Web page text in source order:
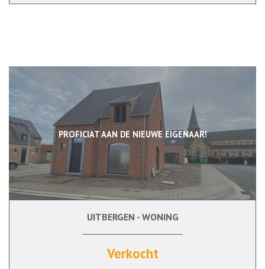
PROFICIAT AAN DE NIEUWE EIGENAAR!
138 m² 3
UITBERGEN - WONING
Verkocht